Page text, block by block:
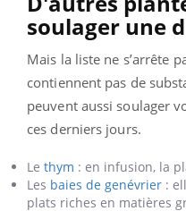
soulager une
Mais la liste ne s’arrête
contiennent pas de
peuvent aussi soulager
ces derniers jours.
Le thym : en infusion, la
Les baies de genévrier :
plats riches en matières